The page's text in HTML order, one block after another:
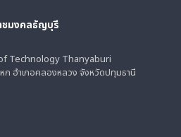
ชมงคลธัญบุรี
Technology Thanyaburi
อำเภอคลองหลวง จังหวัดปทุมธานี